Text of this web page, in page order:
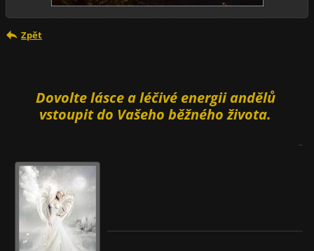
Zpět
Dovolte lásce a léčivé energii andělů
vstoupit do Vašeho běžného života.